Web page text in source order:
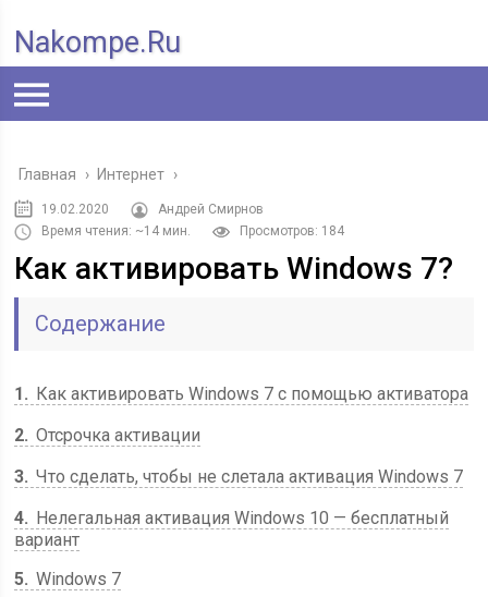
Nakompe.ru
Главная › Интернет ›
19.02.2020
Андрей Смирнов
Время чтения: ~14 мин.
Просмотров: 184
Как активировать Windows 7?
Содержание
1
Как активировать Windows 7 с помощью активатора
2 Отсрочка активации
3 Что сделать, чтобы не слетала активация Windows 7
4
Нелегальная активация Windows 10 — бесплатный
вариант
5 Windows 7